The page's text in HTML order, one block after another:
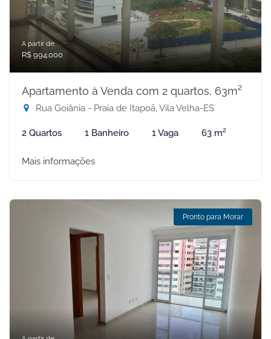
A partir de:
R$ 994.000
Apartamento à Venda com 2 quartos, 63m²
Rua Goiânia - Praia de Itapoã, Vila Velha-ES
2 Quartos 1 Banheiro 1 Vaga 63 m²
Mais informações
Pronto para Morar